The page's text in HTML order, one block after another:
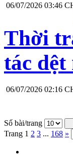
06/07/2026 03:46
Thời
tác dệt
06/07/2026 02:16
Số bài/trang
Trang 1 2 3 ... 168 »